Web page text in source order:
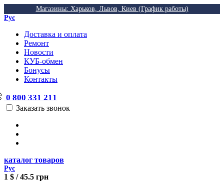
Магазины: Харьков, Львов, Киев (График работы)
Рус
Доставка и оплата
Ремонт
Новости
КУБ-обмен
Бонусы
Контакты
0 800 331 211
Заказать звонок
каталог товаров
Рус
1 $ / 45.5 грн